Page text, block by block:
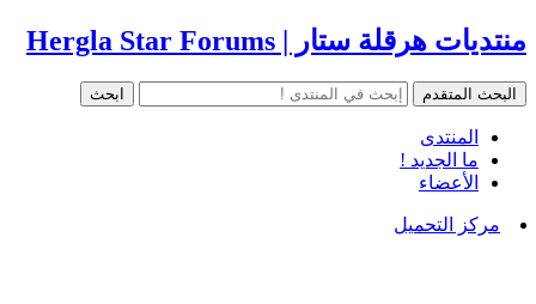
منتديات هرقلة ستار | Hergla Star Forums
المنتدى
ما الجديد !
الأعضاء
مركز التحميل